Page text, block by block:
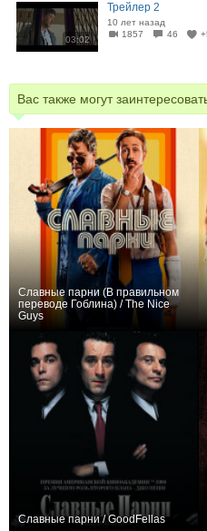
03:02
Трейлер 2
10 лет назад
1857
46
Вас также могут
Славные парни (В правильном
переводе Гоблина) / The Nice
Guys
Славные парни / GoodFellas